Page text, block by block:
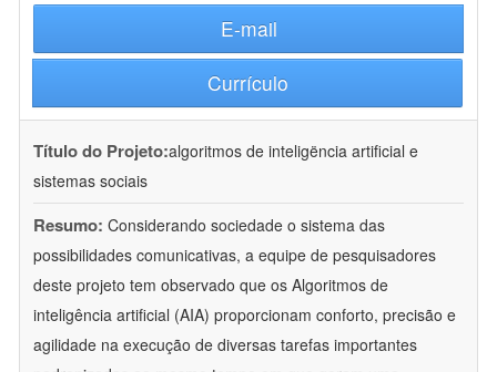
E-mail
Currículo
Título do Projeto:algoritmos de inteligëncia artificial e
sistemas sociais
Resumo: Considerando sociedade o sistema das
possibilidades comunicativas, a equipe de pesquisadores
deste projeto tem observado que os Algoritmos de
inteligência artificial (AIA) proporcionam conforto, precisão e
agilidade na execução de diversas tarefas importantes